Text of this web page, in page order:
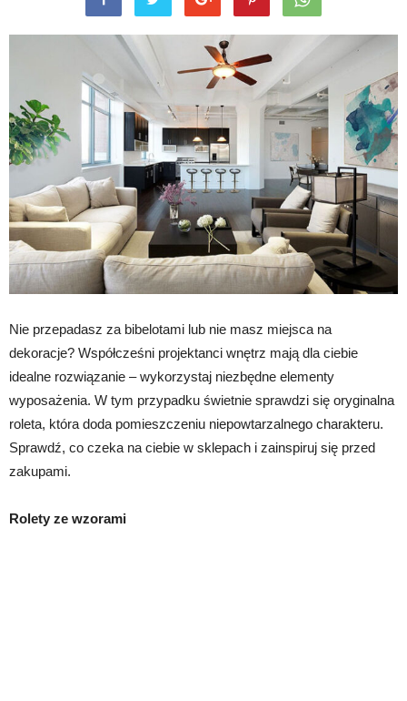
Nie przepadasz za bibelotami lub nie masz miejsca na
dekoracje? Współcześni projektanci wnętrz mają dla ciebie
idealne rozwiązanie – wykorzystaj niezbędne elementy
wyposażenia. W tym przypadku świetnie sprawdzi się oryginalna
roleta, która doda pomieszczeniu niepowtarzalnego charakteru.
Sprawdź, co czeka na ciebie w sklepach i zainspiruj się przed
zakupami.
Rolety ze wzorami